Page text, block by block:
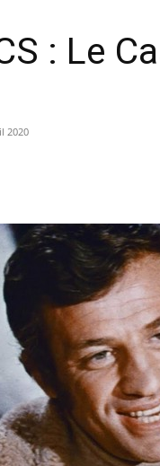
: Le
2020